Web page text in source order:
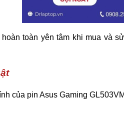
toàn yên tâm khi mua và
của pin Asus Gaming GL503VM